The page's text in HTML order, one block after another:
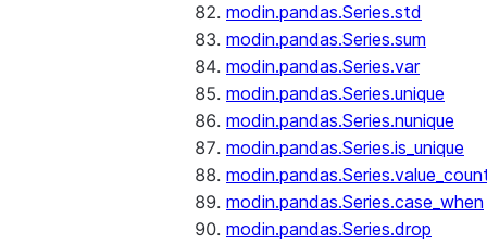
modin.pandas.Series.std
modin.pandas.Series.sum
modin.pandas.Series.var
modin.pandas.Series.unique
modin.pandas.Series.nunique
modin.pandas.Series.is_unique
modin.pandas.Series.case_when
modin.pandas.Series.drop